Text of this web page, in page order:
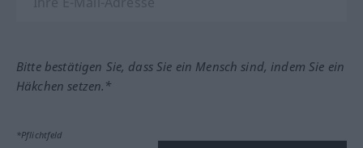
Bitte bestätigen Sie, dass Sie ein Mensch sind, indem Sie ein
Häkchen setzen.*
*Pflichtfeld